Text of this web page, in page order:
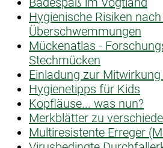
Hygienische Risiken
Überschwemmungen
Mückenatlas -
Stechmücken
Einladung zur
Hygienetipps für Kids
Kopfläuse... was nun?
Merkblätter zu
Multiresistente Erreger